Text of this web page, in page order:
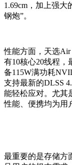
1.69cm，加上强大
钢炮”。
性能方面，天选Air
有10核心20线程，
备115W满功耗
支持最新的DLSS
能轻松应对。尤其
性能、便携均为用
最重要的是存储方